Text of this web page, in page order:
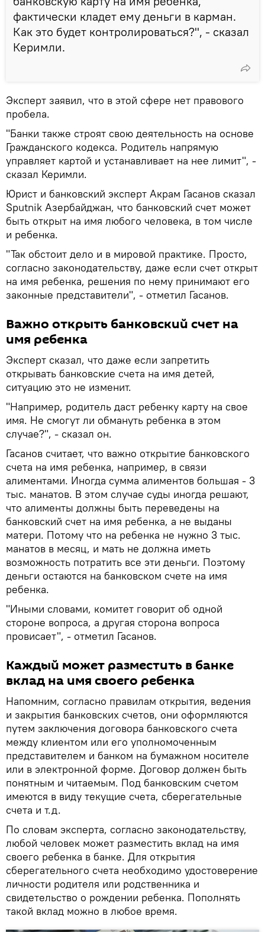
фактически кладет ему деньги в карман.
Как это будет контролироваться?", - сказал
Керимли.
Эксперт заявил, что в этой сфере нет правового
пробела.
"Банки также строят свою деятельность на основе
Гражданского кодекса. Родитель напрямую
управляет картой и устанавливает на нее лимит", -
сказал Керимли.
Юрист и банковский эксперт Акрам Гасанов сказал
Sputnik Азербайджан, что банковский счет может
быть открыт на имя любого человека, в том числе
и ребенка.
"Так обстоит дело и в мировой практике. Просто,
согласно законодательству, даже если счет открыт
на имя ребенка, решения по нему принимают его
законные представители", - отметил Гасанов.
Важно открыть банковский счет на
имя ребенка
Эксперт сказал, что даже если запретить
открывать банковские счета на имя детей,
ситуацию это не изменит.
"Например, родитель даст ребенку карту на свое
имя. Не смогут ли обмануть ребенка в этом
случае?", - сказал он.
Гасанов считает, что важно открытие банковского
счета на имя ребенка, например, в связи
алиментами. Иногда сумма алиментов большая - 3
тыс. манатов. В этом случае суды иногда решают,
что алименты должны быть переведены на
банковский счет на имя ребенка, а не выданы
матери. Потому что на ребенка не нужно 3 тыс.
манатов в месяц, и мать не должна иметь
возможность потратить все эти деньги. Поэтому
деньги остаются на банковском счете на имя
ребенка.
"Иными словами, комитет говорит об одной
стороне вопроса, а другая сторона вопроса
провисает", - отметил Гасанов.
Каждый может разместить в банке
вклад на имя своего ребенка
Напомним, согласно правилам открытия, ведения
и закрытия банковских счетов, они оформляются
путем заключения договора банковского счета
между клиентом или его уполномоченным
представителем и банком на бумажном носителе
или в электронной форме. Договор должен быть
понятным и читаемым. Под банковским счетом
имеются в виду текущие счета, сберегательные
счета и т.д.
По словам эксперта, согласно законодательству,
любой человек может разместить вклад на имя
своего ребенка в банке. Для открытия
сберегательного счета необходимо удостоверение
личности родителя или родственника и
свидетельство о рождении ребенка. Пополнять
такой вклад можно в любое время.